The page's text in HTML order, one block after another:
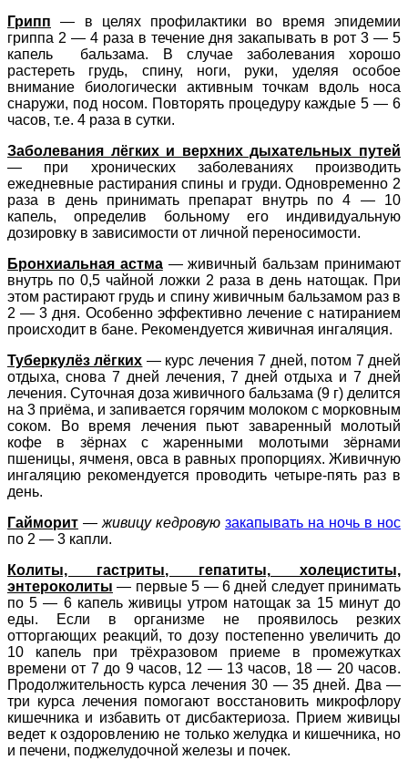
Грипп — в целях профилактики во время эпидемии
гриппа 2 — 4 раза в течение дня закапывать в рот 3 — 5
капель бальзама. В случае заболевания хорошо
растереть грудь, спину, ноги, руки, уделяя особое
внимание биологически активным точкам вдоль носа
снаружи, под носом. Повторять процедуру каждые 5 — 6
часов, т.е. 4 раза в сутки.
Заболевания лёгких и верхних дыхательных путей
— при хронических заболеваниях производить
ежедневные растирания спины и груди. Одновременно 2
раза в день принимать препарат внутрь по 4 — 10
капель, определив больному его индивидуальную
дозировку в зависимости от личной переносимости.
Бронхиальная астма— живичный бальзам принимают
внутрь по 0,5 чайной ложки 2 раза в день натощак. При
этом растирают грудь и спину живичным бальзамом раз в
2 — 3 дня. Особенно эффективно лечение с натиранием
происходит в бане. Рекомендуется живичная ингаляция.
Туберкулёз лёгких — курс лечения 7 дней, потом 7 дней
отдыха, снова 7 дней лечения, 7 дней отдыха и 7 дней
лечения. Суточная доза живичного бальзама (9 г) делится
на 3 приёма, и запивается горячим молоком с морковным
соком. Во время лечения пьют заваренный молотый
кофе в зёрнах с жаренными молотыми зёрнами
пшеницы, ячменя, овса в равных пропорциях. Живичную
ингаляцию рекомендуется проводить четыре-пять раз в
день.
Гайморит — живицу кедровую закапывать на ночь в нос
по 2 — 3 капли.
Колиты, гастриты, гепатиты, холециститы,
энтероколиты — первые 5 — 6 дней следует принимать
по 5 — 6 капель живицы утром натощак за 15 минут до
еды. Если в организме не проявилось резких
отторгающих реакций, то дозу постепенно увеличить до
10 капель при трёхразовом приеме в промежутках
времени от 7 до 9 часов, 12 — 13 часов, 18 — 20 часов.
Продолжительность курса лечения 30 — 35 дней. Два —
три курса лечения помогают восстановить микрофлору
кишечника и избавить от дисбактериоза. Прием живицы
ведет к оздоровлению не только желудка и кишечника, но
и печени, поджелудочной железы и почек.